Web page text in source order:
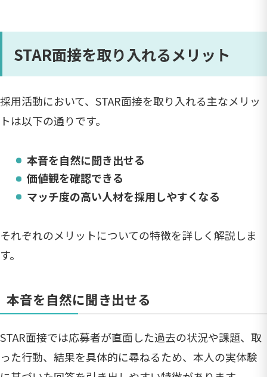
STAR面接を取り入れるメリット
採用活動において、STAR面接を取り入れる主なメリッ
トは以下の通りです。
本音を自然に聞き出せる
価値観を確認できる
マッチ度の高い人材を採用しやすくなる
それぞれのメリットについての特徴を詳しく解説しま
す。
本音を自然に聞き出せる
STAR面接では応募者が直面した過去の状況や課題、取
った行動、結果を具体的に尋ねるため、本人の実体験